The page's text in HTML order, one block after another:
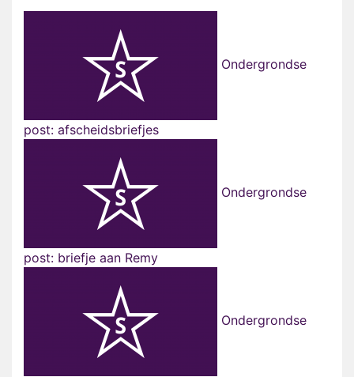
Ondergrondse
post: afscheidsbriefjes
Ondergrondse
post: briefje aan Remy
Ondergrondse